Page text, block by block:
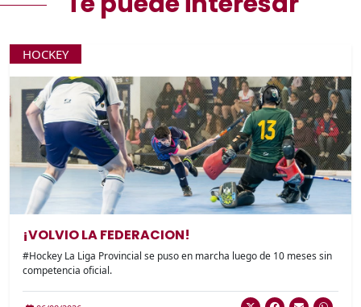
HOCKEY
¡VOLVIO LA FEDERACION!
#Hockey La Liga Provincial se puso en marcha luego de 10 meses sin
competencia oficial.